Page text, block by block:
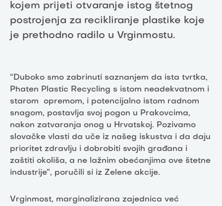
kojem prijeti otvaranje istog štetnog
postrojenja za recikliranje plastike koje
je prethodno radilo u Vrginmostu.
“Duboko smo zabrinuti saznanjem da ista tvrtka,
Phaten Plastic Recycling s istom neadekvatnom i
starom opremom, i potencijalno istom radnom
snagom, postavlja svoj pogon u Prakovcima,
nakon zatvaranja onog u Hrvatskoj. Pozivamo
slovačke vlasti da uče iz našeg iskustva i da daju
prioritet zdravlju i dobrobiti svojih građana i
zaštiti okoliša, a ne lažnim obećanjima ove štetne
industrije”, poručili si iz Zelene akcije.
Vrginmost, marginalizirana zajednica već